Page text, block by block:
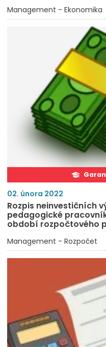
Management - Ekonomika
02. února 2022
Rozpis neinvestičních
pedagogické
období rozpočtového
Management - Rozpočet